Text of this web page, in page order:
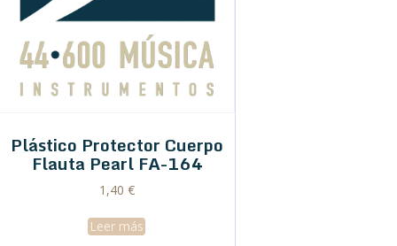
Plástico Protector Cuerpo
Flauta Pearl FA-164
1,40 €
Leer más